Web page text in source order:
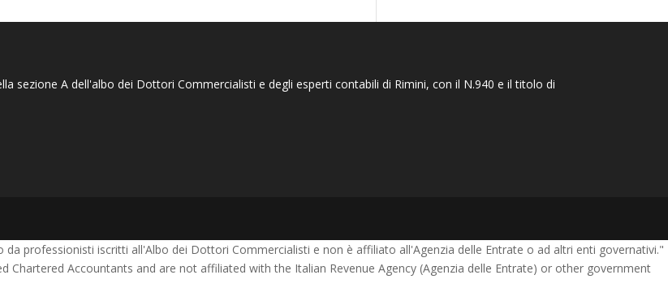
sezione A dell'albo dei Dottori Commercialisti e degli esperti contabili di Rimini, con il N.940 e il titolo di
professionisti iscritti all'Albo dei Dottori Commercialisti e non è affiliato all'Agenzia delle Entrate o ad altri enti governativi."
Chartered Accountants and are not affiliated with the Italian Revenue Agency (Agenzia delle Entrate) or other government